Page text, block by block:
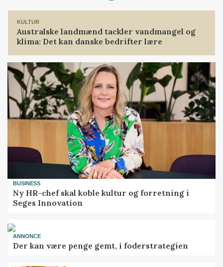
KULTUR
Australske landmænd tackler vandmangel og
klima: Det kan danske bedrifter lære
BUSINESS
Ny HR-chef skal koble kultur og forretning i
Seges Innovation
ANNONCE
Der kan være penge gemt, i foderstrategien